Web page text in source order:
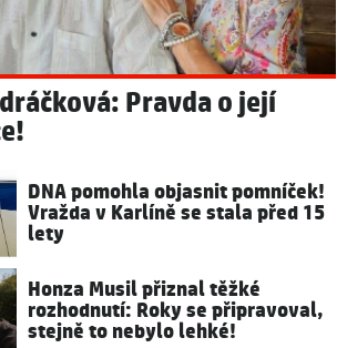
Pravda o její
DNA pomohla objasnit pomníček!
Vražda v Karlíně se stala před 15
lety
Honza Musil přiznal těžké
rozhodnutí: Roky se připravoval,
stejně to nebylo lehké!